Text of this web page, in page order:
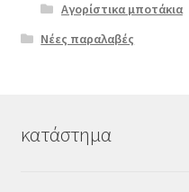
Αγορίστικα μποτάκια
Νέες παραλαβές
κατάστημα